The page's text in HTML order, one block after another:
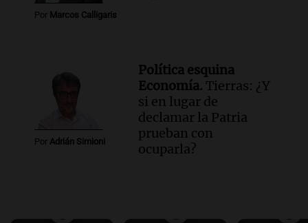
Por Marcos Calligaris
Por Adrián Simioni
Política esquina
Economía. Tierras: ¿Y
si en lugar de
declamar la Patria
prueban con
ocuparla?